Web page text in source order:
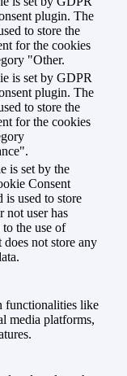
plugin. The
to store the
for the cookies
"Other.
is set by GDPR
plugin. The
to store the
for the cookies
is set by the
Consent
is used to store
not user has
to the use of
does not store any
functionalities like
media platforms,